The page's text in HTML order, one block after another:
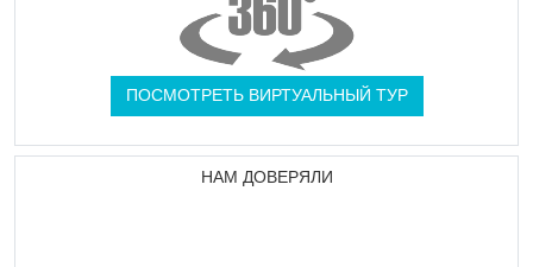
ПОСМОТРЕТЬ ВИРТУАЛЬНЫЙ ТУР
НАМ ДОВЕРЯЛИ